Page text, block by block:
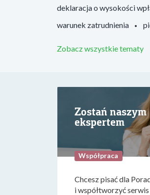
deklaracja o wysokości
warunek zatrudnienia
Zobacz wszystkie tematy
Zostań naszym
ekspertem
Współpraca
Chcesz pisać dla
i współtworzyć